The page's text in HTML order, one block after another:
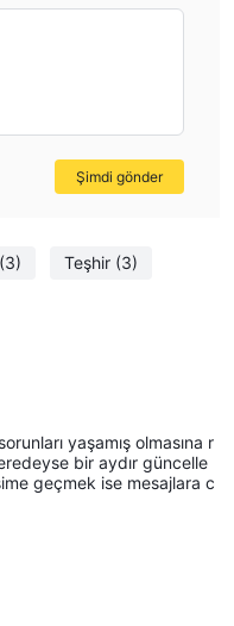
(3) Teşhir (3)
yaşamış olmasına r
bir aydır güncelle
geçmek ise mesajlara c
Şimdi gönder